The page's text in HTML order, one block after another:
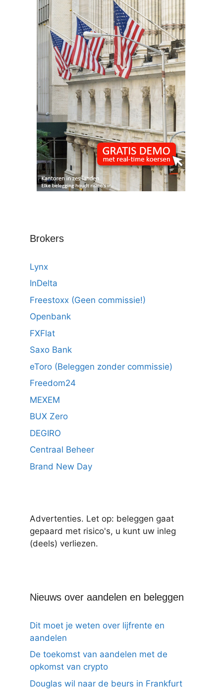
Brokers
Lynx
InDelta
Freestoxx (Geen commissie!)
Openbank
FXFlat
Saxo Bank
eToro (Beleggen zonder commissie)
Freedom24
MEXEM
BUX Zero
DEGIRO
Centraal Beheer
Brand New Day
Advertenties. Let op: beleggen gaat
gepaard met risico's, u kunt uw inleg
(deels) verliezen.
Nieuws over aandelen en beleggen
Dit moet je weten over lijfrente en
aandelen
De toekomst van aandelen met de
opkomst van crypto
Douglas wil naar de beurs in Frankfurt